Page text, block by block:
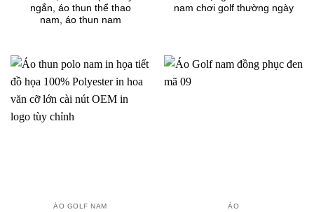
ngắn, áo thun thể thao
nam, áo thun nam
nam chơi golf thường ngày
ÁO GOLF NAM ÁO